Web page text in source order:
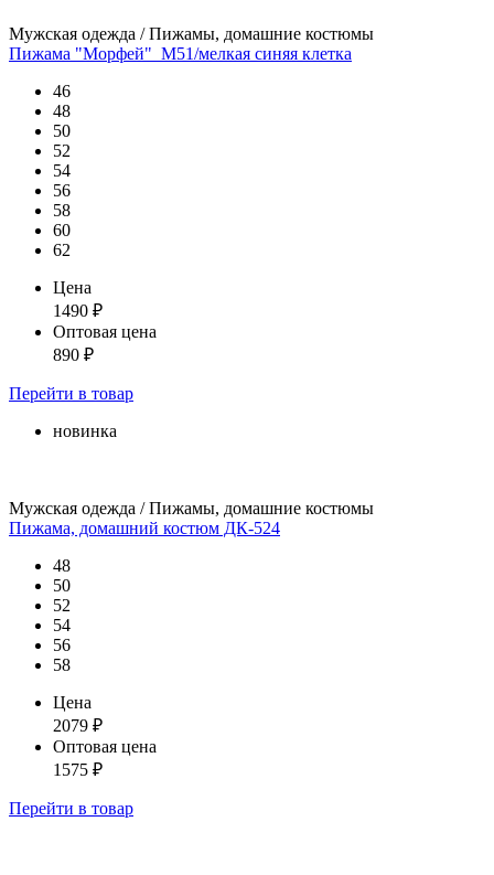
Мужская одежда / Пижамы, домашние костюмы
Пижама "Морфей"_М51/мелкая синяя клетка
46
48
50
52
54
56
58
60
62
Цена
1490 ₽
Оптовая цена
890 ₽
Перейти в товар
новинка
Мужская одежда / Пижамы, домашние костюмы
Пижама, домашний костюм ДК-524
48
50
52
54
56
58
Цена
2079 ₽
Оптовая цена
1575 ₽
Перейти в товар